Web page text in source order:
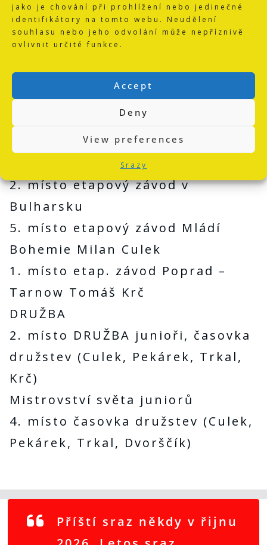
jako je chování při prohlížení nebo jedinečné
identifikátory na tomto webu. Neudělení
souhlasu nebo jeho odvolání může nepříznivě
ovlivnit určité funkce.
Accept
Deny
View preferences
Srazy
3. místo Závod míru mládeže v
Terezíně
Bohemie Luboš Pekárek
3. místo etapový závod Mládí
Bohemie
1. místo etapový závod v
Bulharsku Milan Culek
2. místo etapový závod v
Bulharsku
5. místo etapový závod Mládí
Bohemie Milan Culek
1. místo etap. závod Poprad –
Tarnow Tomáš Krč
DRUŽBA
2. místo DRUŽBA junioři, časovka
družstev (Culek, Pekárek, Trkal,
Krč)
Mistrovství světa juniorů
4. místo časovka družstev (Culek,
Pekárek, Trkal, Dvorščík)
Příští sraz někdy v řijnu